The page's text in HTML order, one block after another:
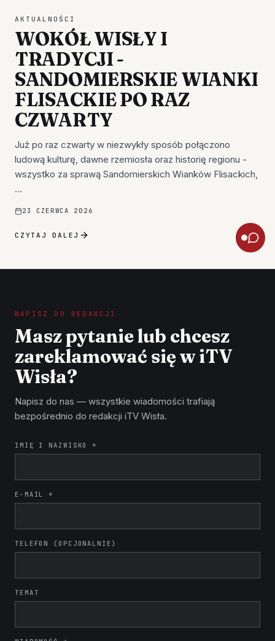
AKTUALNOŚCI
WOKÓŁ WISŁY I
TRADYCJI -
SANDOMIERSKIE WIANKI
FLISACKIE PO RAZ
CZWARTY
Już po raz czwarty w niezwykły sposób połączono
ludową kulturę, dawne rzemiosła oraz historię regionu -
wszystko za sprawą Sandomierskich Wianków Flisackich,
…
23 CZERWCA 2026
CZYTAJ DALEJ
NAPISZ DO REDAKCJI
Masz pytanie lub chcesz
zareklamować się w iTV
Wisła?
Napisz do nas — wszystkie wiadomości trafiają
bezpośrednio do redakcji iTV Wisła.
IMIĘ I NAZWISKO *
E-MAIL *
TELEFON (OPCJONALNIE)
TEMAT